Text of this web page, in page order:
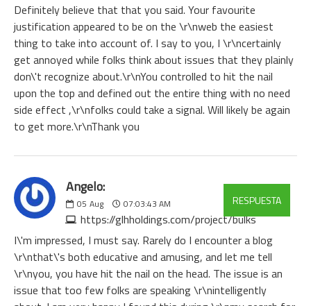
Definitely believe that that you said. Your favourite
justification appeared to be on the \r\nweb the easiest
thing to take into account of. I say to you, I \r\ncertainly
get annoyed while folks think about issues that they plainly
don\'t recognize about.\r\nYou controlled to hit the nail
upon the top and defined out the entire thing with no need
side effect ,\r\nfolks could take a signal. Will likely be again
to get more.\r\nThank you
Angelo:
05 Aug 07:03:43 AM
https://glhholdings.com/project/bulks
RESPUESTA
I\'m impressed, I must say. Rarely do I encounter a blog
\r\nthat\'s both educative and amusing, and let me tell
\r\nyou, you have hit the nail on the head. The issue is an
issue that too few folks are speaking \r\nintelligently